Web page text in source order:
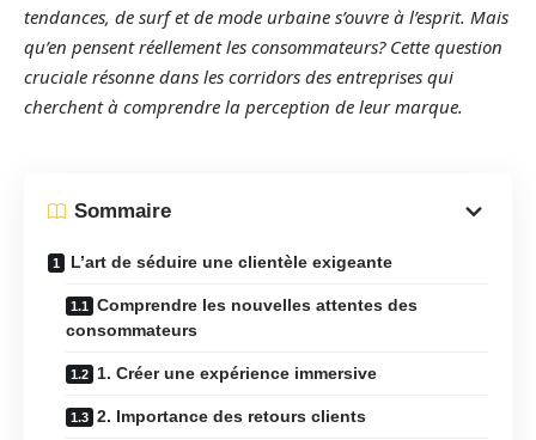
tendances, de surf et de mode urbaine s’ouvre à l’esprit. Mais
qu’en pensent réellement les consommateurs? Cette question
cruciale résonne dans les corridors des entreprises qui
cherchent à comprendre la perception de leur marque.
Sommaire
L’art de séduire une clientèle exigeante
Comprendre les nouvelles attentes des
consommateurs
1. Créer une expérience immersive
2. Importance des retours clients